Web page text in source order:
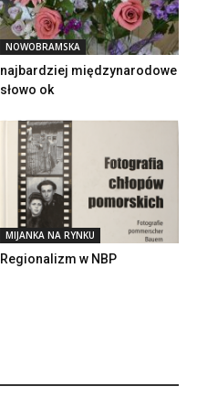
NOWOBRAMSKA
najbardziej międzynarodowe
słowo ok
MIJANKA NA RYNKU
Regionalizm w NBP